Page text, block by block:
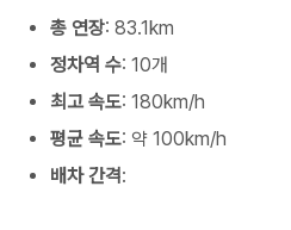
총 연장: 83.1km
정차역 수: 10개
최고 속도: 180km/h
평균 속도: 약 100km/h
배차 간격: